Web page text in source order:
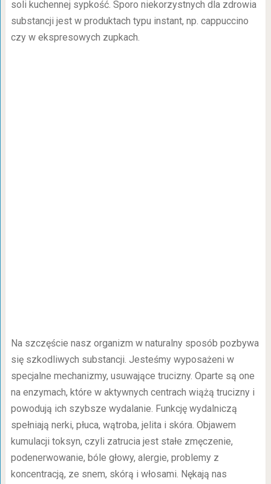
soli kuchennej sypkość. Sporo niekorzystnych dla zdrowia
substancji jest w produktach typu instant, np. cappuccino
czy w ekspresowych zupkach.
Na szczęście nasz organizm w naturalny sposób pozbywa
się szkodliwych substancji. Jesteśmy wyposażeni w
specjalne mechanizmy, usuwające trucizny. Oparte są one
na enzymach, które w aktywnych centrach wiążą trucizny i
powodują ich szybsze wydalanie. Funkcję wydalniczą
spełniają nerki, płuca, wątroba, jelita i skóra. Objawem
kumulacji toksyn, czyli zatrucia jest stałe zmęczenie,
podenerwowanie, bóle głowy, alergie, problemy z
koncentracją, ze snem, skórą i włosami. Nękają nas